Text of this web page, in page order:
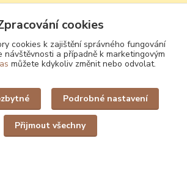
údajů
jantaru
u nás
cookies
cookies k zajištění správného fungování
návštěvnosti a případně k marketingovým
můžete kdykoliv změnit nebo odvolat.
Podrobné nastavení
Přijmout všechny